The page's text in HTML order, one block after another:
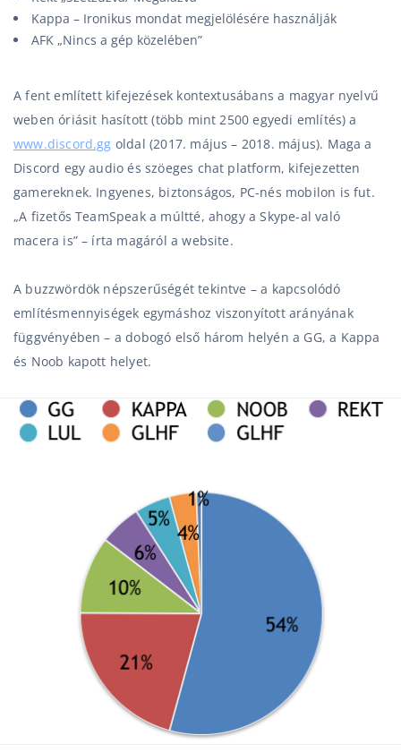
Kappa – Ironikus mondat megjelölésére használják
AFK „Nincs a gép közelében”
A fent említett kifejezések kontextusábans a magyar nyelvű
weben óriásit hasított (több mint 2500 egyedi említés) a
www.discord.gg oldal (2017. május – 2018. május). Maga a
Discord egy audio és szöeges chat platform, kifejezetten
gamereknek. Ingyenes, biztonságos, PC-nés mobilon is fut.
„A fizetős TeamSpeak a múltté, ahogy a Skype-al való
macera is” – írta magáról a website.
A buzzwördök népszerűségét tekintve – a kapcsolódó
említésmennyiségek egymáshoz viszonyított arányának
függvényében – a dobogó első három helyén a GG, a Kappa
és Noob kapott helyet.